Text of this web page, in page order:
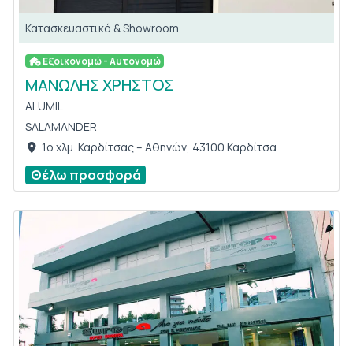
Κατασκευαστικό & Showroom
Εξοικονομώ - Αυτονομώ
ΜΑΝΩΛΗΣ ΧΡΗΣΤΟΣ
ALUMIL
SALAMANDER
1ο χλμ. Καρδίτσας – Αθηνών, 43100 Καρδίτσα
Θέλω προσφορά